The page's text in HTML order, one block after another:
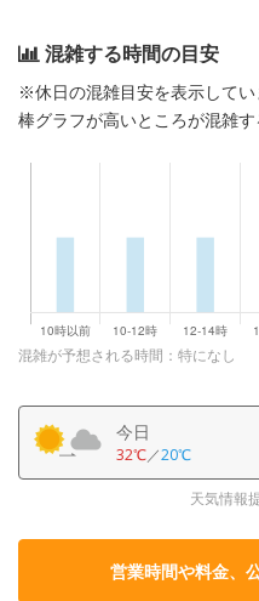
混雑する時間の目安
※休日の混雑目安を表示してい
棒グラフが高いところが混雑す
混雑が予想される時間：特になし
今日
32℃／20℃
天気情報
営業時間や料金、